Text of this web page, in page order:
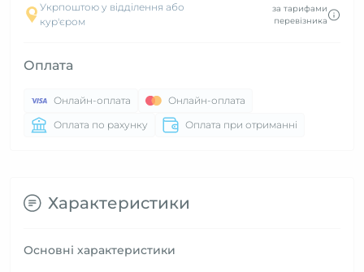
Укрпоштою у відділення або
кур'єром
за тарифами
перевізника
Оплата
Онлайн-оплата
Онлайн-оплата
Оплата по рахунку
Оплата при отриманні
Характеристики
Основні характеристики